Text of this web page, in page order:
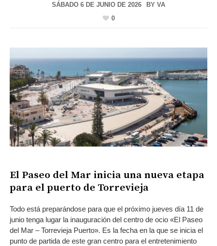
SÁBADO 6 DE JUNIO DE 2026 BY VA
0
El Paseo del Mar inicia una nueva etapa
para el puerto de Torrevieja
Todo está preparándose para que el próximo jueves día 11 de
junio tenga lugar la inauguración del centro de ocio «El Paseo
del Mar – Torrevieja Puerto». Es la fecha en la que se inicia el
punto de partida de este gran centro para el entretenimiento